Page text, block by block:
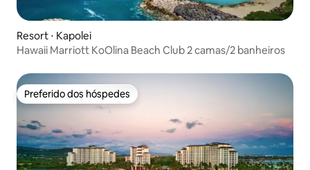
Resort ⋅ Kapolei
Hawaii Marriott KoOlina Beach Club 2 camas/2 banheiros
Preferido dos hóspedes
Preferido dos hóspedes